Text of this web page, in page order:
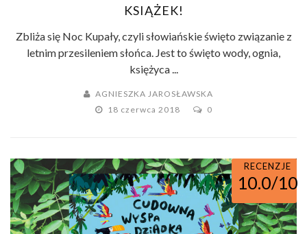
KSIĄŻEK!
Zbliża się Noc Kupały, czyli słowiańskie święto związanie z
letnim przesileniem słońca. Jest to święto wody, ognia,
księżyca ...
AGNIESZKA JAROSŁAWSKA
18 czerwca 2018
0
RECENZJE
10.0/10